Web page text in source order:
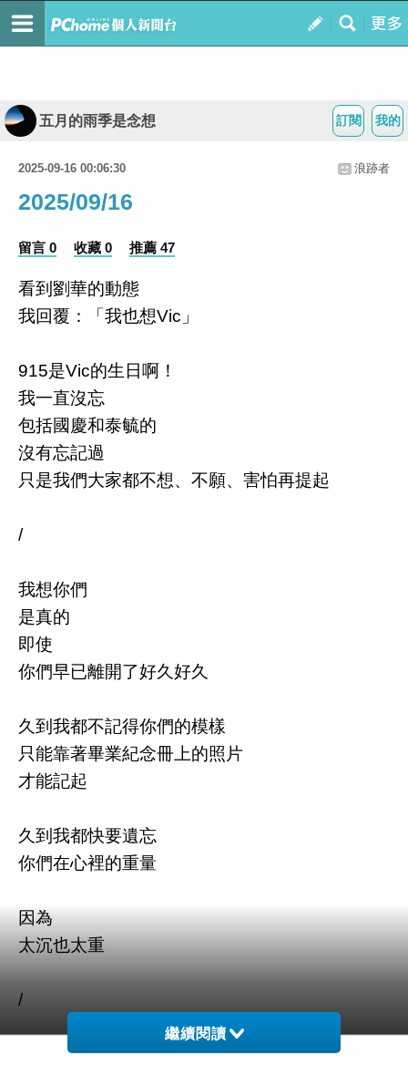
我的
訂閱
五月的雨季是念想
2025-09-16 00:06:30 浪跡者
2025/09/16
留言 0 收藏 0 推薦 47
看到劉華的動態
我回覆：「我也想Vic」
915是Vic的生日啊！
我一直沒忘
包括國慶和泰毓的
沒有忘記過
只是我們大家都不想、不願、害怕再提起
/
我想你們
是真的
即使
你們早已離開了好久好久
久到我都不記得你們的模樣
只能靠著畢業紀念冊上的照片
才能記起
久到我都快要遺忘
你們在心裡的重量
因為
太沉也太重
/
那一年
繼續閱讀